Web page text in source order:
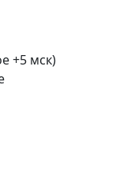
+5 мск)